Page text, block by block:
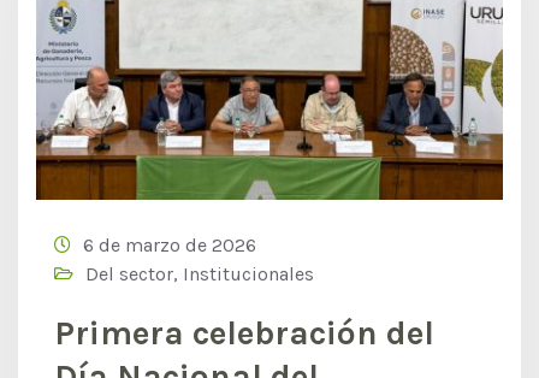
6 de marzo de 2026
Del sector, Institucionales
Primera celebración del